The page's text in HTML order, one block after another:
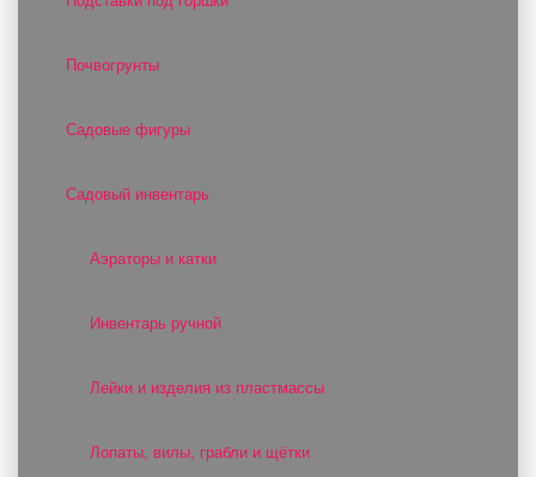
Почвогрунты
Садовые фигуры
Садовый инвентарь
Аэраторы и катки
Инвентарь ручной
Лейки и изделия из пластмассы
Лопаты, вилы, грабли и щётки